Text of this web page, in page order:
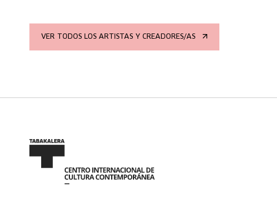
VER TODOS LOS ARTISTAS Y CREADORES/AS